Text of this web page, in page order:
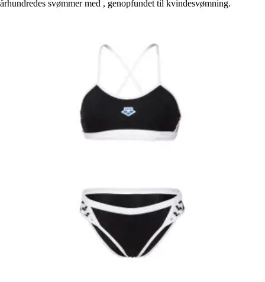
århundredes svømmer med , genopfundet til kvindesvømning.